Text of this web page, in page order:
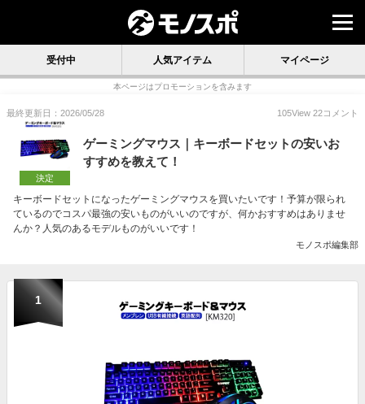
受付中 人気アイテム マイページ
本ページはプロモーションを含みます
最終更新日：2026/05/28 105View 22コメント
決定
ゲーミングマウス｜キーボードセットの安いお
すすめを教えて！
キーボードセットになったゲーミングマウスを買いたいです！予算が限られ
ているのでコスパ最強の安いものがいいのですが、何かおすすめはありませ
んか？人気のあるモデルものがいいです！
モノスポ編集部
1